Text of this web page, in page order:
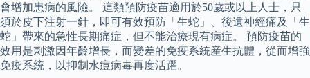
會增加患病的風險。 這類預防疫苗適用於50歲或以上人士，只
須於皮下注射一針，即可有效預防「生蛇」、後遺神經痛及「生
蛇」帶來的急性長期痛症，但不能治療現有病症。 預防疫苗的
效用是刺激因年齡增長，而變差的免疫系統産生抗體，從而增強
免疫系統，以抑制水痘病毒再度活躍。